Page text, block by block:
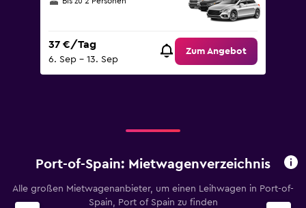
37 €/Tag
6. Sep – 13. Sep
Zum Angebot
Port-of-Spain: Mietwagenverzeichnis
Alle großen Mietwagenanbieter, um einen Leihwagen in Port-of-
Spain, Port of Spain zu finden